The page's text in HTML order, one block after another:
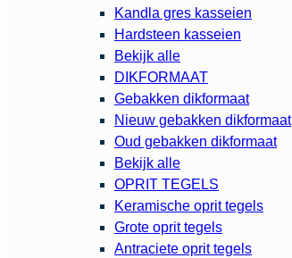
Kandla gres kasseien
Hardsteen kasseien
Bekijk alle
DIKFORMAAT
Gebakken dikformaat
Nieuw gebakken dikformaat
Oud gebakken dikformaat
Bekijk alle
OPRIT TEGELS
Keramische oprit tegels
Grote oprit tegels
Antraciete oprit tegels